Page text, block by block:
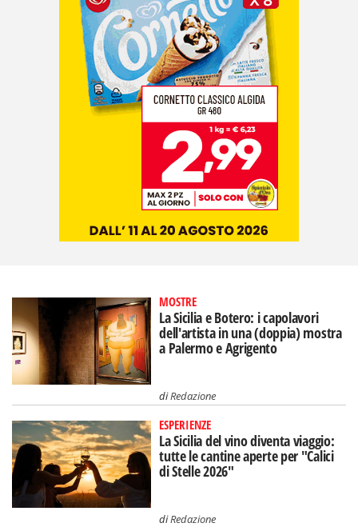
MOSTRE
La Sicilia e Botero: i capolavori
dell'artista in una (doppia) mostra
a Palermo e Agrigento
diRedazione
ESPERIENZE
La Sicilia del vino diventa viaggio:
tutte le cantine aperte per "Calici
di Stelle 2026"
diRedazione